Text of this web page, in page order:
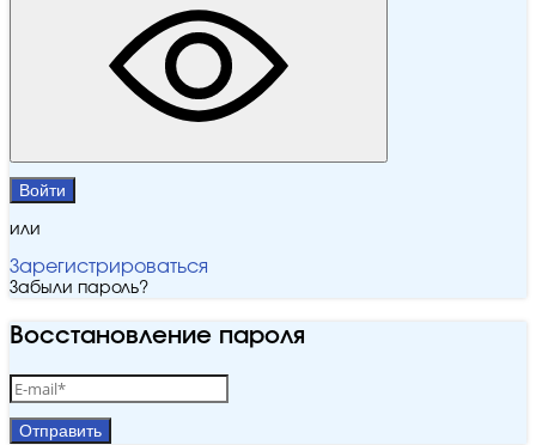
Войти
или
Зарегистрироваться
Забыли пароль?
Восстановление пароля
Отправить